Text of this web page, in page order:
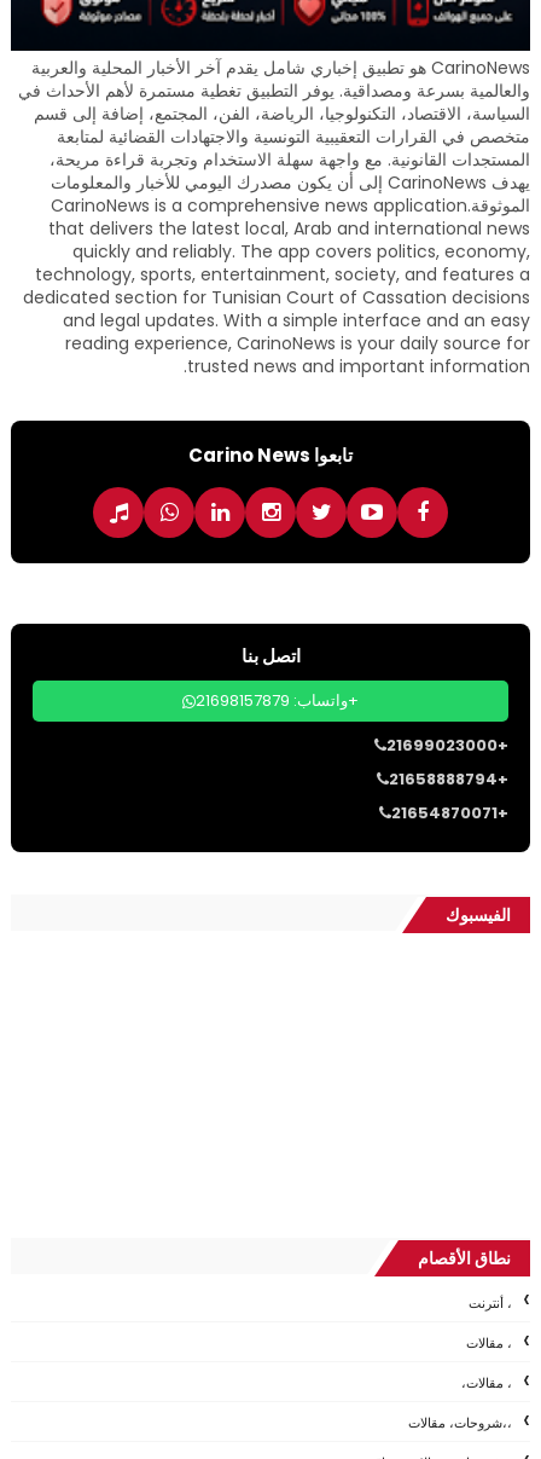
CarinoNews هو تطبيق إخباري شامل يقدم آخر الأخبار المحلية والعربية
والعالمية بسرعة ومصداقية. يوفر التطبيق تغطية مستمرة لأهم الأحداث في
السياسة، الاقتصاد، التكنولوجيا، الرياضة، الفن، المجتمع، إضافة إلى قسم
متخصص في القرارات التعقيبية التونسية والاجتهادات القضائية لمتابعة
المستجدات القانونية. مع واجهة سهلة الاستخدام وتجربة قراءة مريحة،
يهدف CarinoNews إلى أن يكون مصدرك اليومي للأخبار والمعلومات
الموثوقة.CarinoNews is a comprehensive news application
that delivers the latest local, Arab and international news
quickly and reliably. The app covers politics, economy,
technology, sports, entertainment, society, and features a
dedicated section for Tunisian Court of Cassation decisions
and legal updates. With a simple interface and an easy
reading experience, CarinoNews is your daily source for
trusted news and important information.
تابعوا Carino News
اتصل بنا
واتساب: 21698157879+
21699023000+
21658888794+
21654870071+
الفيسبوك
نطاق الأقصام
، أنترنت
، مقالات
، مقالات،
،،شروحات، مقالات